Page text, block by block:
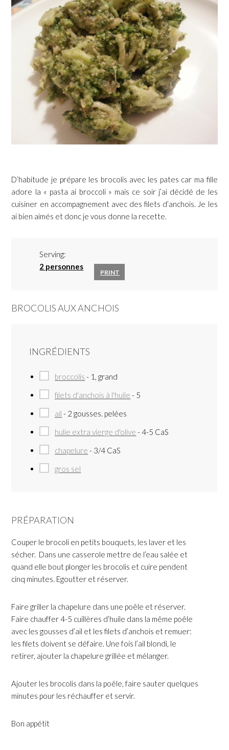
D’habitude je prépare les brocolis avec les pates car ma fille
adore la « pasta ai broccoli » mais ce soir j’ai décidé de les
cuisiner en accompagnement avec des filets d’anchois. Je les
ai bien aimés et donc je vous donne la recette.
Serving:
2 personnes
PRINT
BROCOLIS AUX ANCHOIS
INGRÉDIENTS
broccolis - 1, grand
filets d'anchois à l'huile - 5
ail - 2 gousses. pelées
hulie extra vierge d'olive - 4-5 CaS
chapelure - 3/4 CaS
gros sel
PRÉPARATION
Couper le brocoli en petits bouquets, les laver et les
sécher. Dans une casserole mettre de l’eau salée et
quand elle bout plonger les brocolis et cuire pendent
cinq minutes. Egoutter et réserver.
Faire griller la chapelure dans une poêle et réserver.
Faire chauffer 4-5 cuillères d’huile dans la même poêle
avec les gousses d’ail et les filets d’anchois et remuer:
les filets doivent se défaire. Une fois l’ail blondi, le
retirer, ajouter la chapelure grillée et mélanger.
Ajouter les brocolis dans la poêle, faire sauter quelques
minutes pour les réchauffer et servir.
Bon appétit